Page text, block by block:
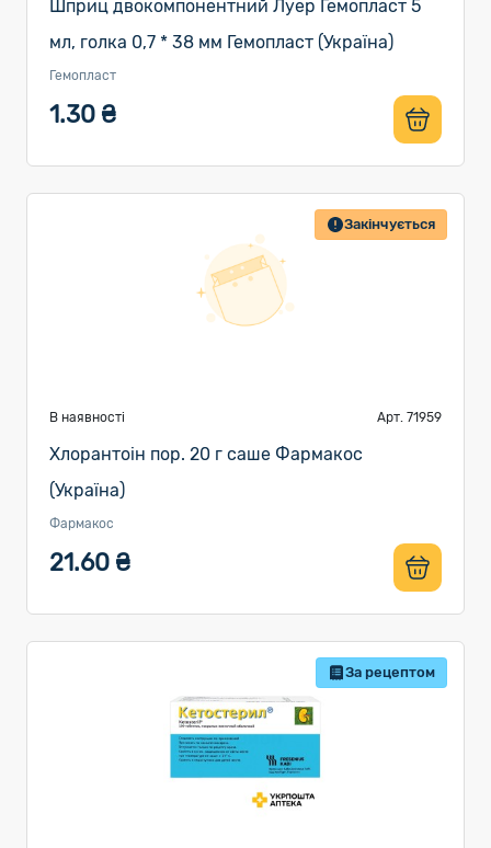
Шприц двокомпонентний Луер Гемопласт 5
мл, голка 0,7 * 38 мм Гемопласт (Україна)
Гемопласт
1.30 ₴
Закінчується
В наявності Арт. 71959
Хлорантоін пор. 20 г саше Фармакос
(Україна)
Фармакос
21.60 ₴
За рецептом